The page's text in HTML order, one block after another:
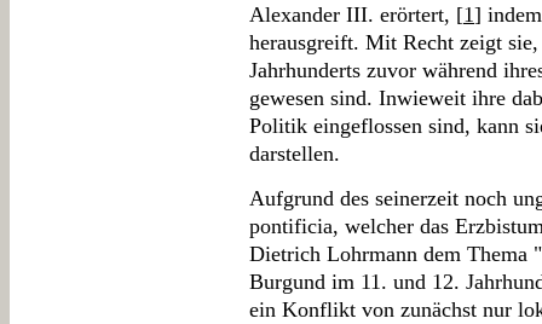
Alexander III. erörtert, [1]
herausgreift. Mit Recht zeigt sie,
Jahrhunderts zuvor während
gewesen sind. Inwieweit ihre
Politik eingeflossen sind, kann
darstellen.
Aufgrund des seinerzeit noch
pontificia, welcher das
Dietrich Lohrmann dem Thema
Burgund im 11. und 12.
ein Konflikt von zunächst nur